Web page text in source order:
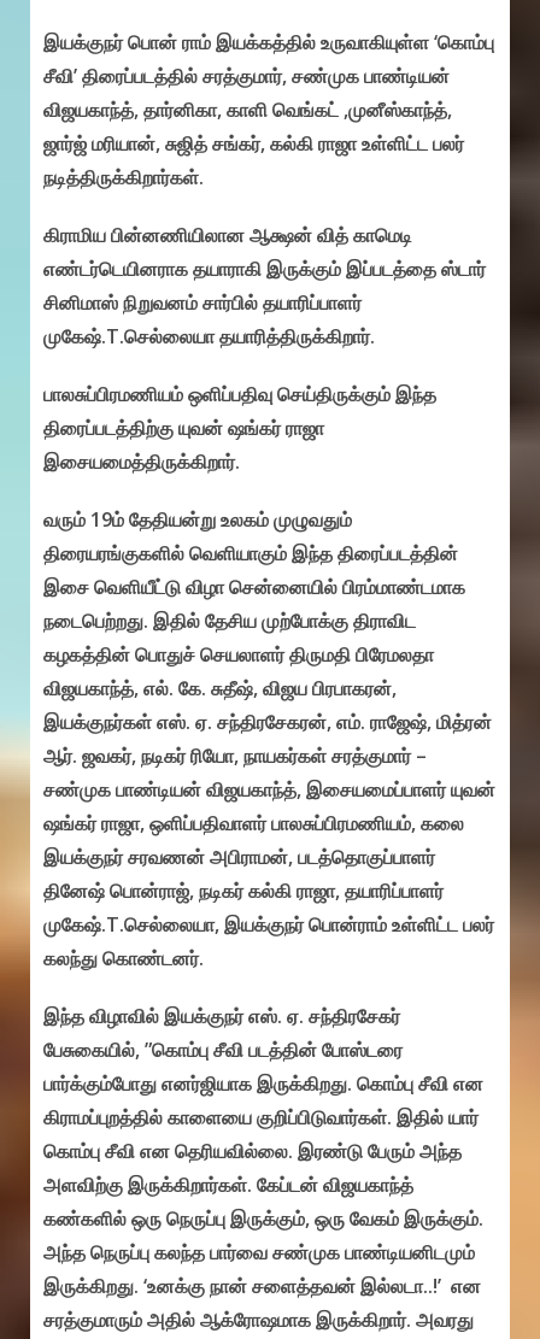
இயக்குநர் பொன் ராம் இயக்கத்தில் உருவாகியுள்ள ‘கொம்பு
சீவி’ திரைப்படத்தில் சரத்குமார், சண்முக பாண்டியன்
விஜயகாந்த், தார்னிகா, காளி வெங்கட் ,முனீஸ்காந்த்,
ஜார்ஜ் மரியான், சுஜித் சங்கர், கல்கி ராஜா உள்ளிட்ட பலர்
நடித்திருக்கிறார்கள்.
கிராமிய பின்னணியிலான ஆக்ஷன் வித் காமெடி
எண்டர்டெயினராக தயாராகி இருக்கும் இப்படத்தை ஸ்டார்
சினிமாஸ் நிறுவனம் சார்பில் தயாரிப்பாளர்
முகேஷ்.T.செல்லையா தயாரித்திருக்கிறார்.
பாலசுப்பிரமணியம் ஒளிப்பதிவு செய்திருக்கும் இந்த
திரைப்படத்திற்கு யுவன் ஷங்கர் ராஜா
இசையமைத்திருக்கிறார்.
வரும் 19ம் தேதியன்று உலகம் முழுவதும்
திரையரங்குகளில் வெளியாகும் இந்த திரைப்படத்தின்
இசை வெளியீட்டு விழா சென்னையில் பிரம்மாண்டமாக
நடைபெற்றது. இதில் தேசிய முற்போக்கு திராவிட
கழகத்தின் பொதுச் செயலாளர் திருமதி பிரேமலதா
விஜயகாந்த், எல். கே. சுதீஷ், விஜய பிரபாகரன்,
இயக்குநர்கள் எஸ். ஏ. சந்திரசேகரன், எம். ராஜேஷ், மித்ரன்
ஆர். ஜவகர், நடிகர் ரியோ, நாயகர்கள் சரத்குமார் –
சண்முக பாண்டியன் விஜயகாந்த், இசையமைப்பாளர் யுவன்
ஷங்கர் ராஜா, ஒளிப்பதிவாளர் பாலசுப்பிரமணியம், கலை
இயக்குநர் சரவணன் அபிராமன், படத்தொகுப்பாளர்
தினேஷ் பொன்ராஜ், நடிகர் கல்கி ராஜா, தயாரிப்பாளர்
முகேஷ்.T.செல்லையா, இயக்குநர் பொன்ராம் உள்ளிட்ட பலர்
கலந்து கொண்டனர்.
இந்த விழாவில் இயக்குநர் எஸ். ஏ. சந்திரசேகர்
பேசுகையில், ”கொம்பு சீவி படத்தின் போஸ்டரை
பார்க்கும்போது எனர்ஜியாக இருக்கிறது. கொம்பு சீவி என
கிராமப்புறத்தில் காளையை குறிப்பிடுவார்கள். இதில் யார்
கொம்பு சீவி என தெரியவில்லை. இரண்டு பேரும் அந்த
அளவிற்கு இருக்கிறார்கள். கேப்டன் விஜயகாந்த்
கண்களில் ஒரு நெருப்பு இருக்கும், ஒரு வேகம் இருக்கும்.
அந்த நெருப்பு கலந்த பார்வை சண்முக பாண்டியனிடமும்
இருக்கிறது. ‘உனக்கு நான் சளைத்தவன் இல்லடா..!’ என
சரத்குமாரும் அதில் ஆக்ரோஷமாக இருக்கிறார்.‌ அவரது